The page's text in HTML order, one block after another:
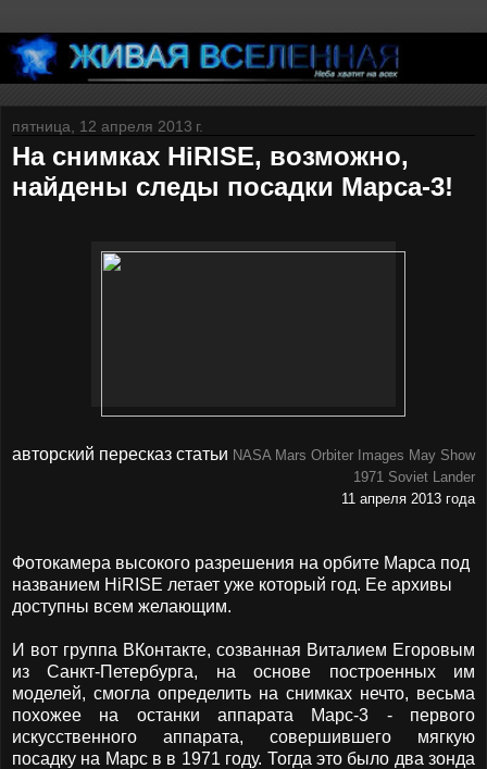
пятница, 12 апреля 2013 г.
На снимках HiRISE, возможно,
найдены следы посадки Марса-3!
авторский пересказ статьи NASA Mars Orbiter Images May Show
1971 Soviet Lander
11 апреля 2013 года
Фотокамера высокого разрешения на орбите Марса под
названием HiRISE летает уже который год. Ее архивы
доступны всем желающим.
И вот группа ВКонтакте, созванная Виталием Егоровым
из Санкт-Петербурга, на основе построенных им
моделей, смогла определить на снимках нечто, весьма
похожее на останки аппарата Марс-3 - первого
искусственного аппарата, совершившего мягкую
посадку на Марс в в 1971 году. Тогда это было два зонда